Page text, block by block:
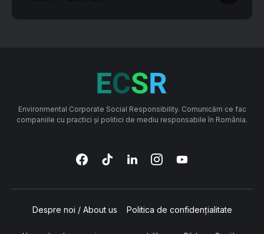
Environmental Corporate Social Responsibility. Comunicăm ce fac
companiile cu practici și politici de mediu responsabile în România.
Despre noi / About us Politica de confidențialitate